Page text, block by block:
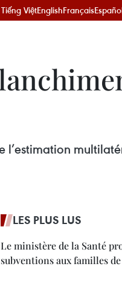
Tiếng ViệtEnglishFrançais
l’estimation
LES PLUS LUS
Le ministère de la Santé
subventions aux familles